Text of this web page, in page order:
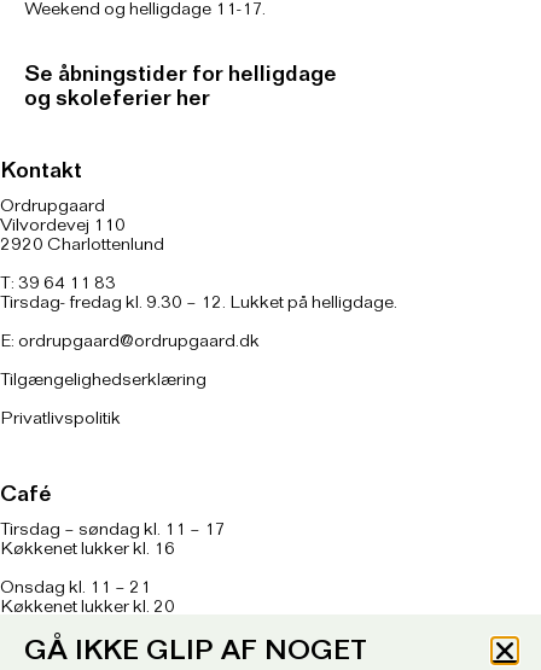
Weekend og helligdage 11-17.
Se åbningstider for helligdage
og skoleferier her
Kontakt
Ordrupgaard
Vilvordevej 110
2920 Charlottenlund
T: 39 64 11 83
Tirsdag- fredag kl. 9.30 – 12. Lukket på helligdage.
E: ordrupgaard@ordrupgaard.dk
Tilgængelighedserklæring
Privatlivspolitik
Café
Tirsdag – søndag kl. 11 – 17
Køkkenet lukker kl. 16
Onsdag kl. 11 – 21
Køkkenet lukker kl. 20
Om caféenher
GÅ IKKE GLIP AF NOGET